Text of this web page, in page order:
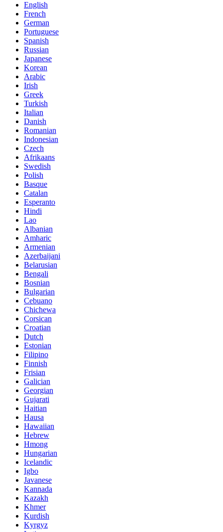
English
French
German
Portuguese
Spanish
Russian
Japanese
Korean
Arabic
Irish
Greek
Turkish
Italian
Danish
Romanian
Indonesian
Czech
Afrikaans
Swedish
Polish
Basque
Catalan
Esperanto
Hindi
Lao
Albanian
Amharic
Armenian
Azerbaijani
Belarusian
Bengali
Bosnian
Bulgarian
Cebuano
Chichewa
Corsican
Croatian
Dutch
Estonian
Filipino
Finnish
Frisian
Galician
Georgian
Gujarati
Haitian
Hausa
Hawaiian
Hebrew
Hmong
Hungarian
Icelandic
Igbo
Javanese
Kannada
Kazakh
Khmer
Kurdish
Kyrgyz